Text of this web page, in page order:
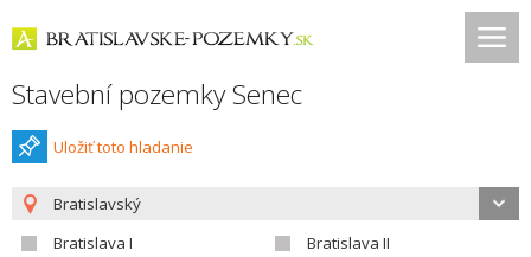
Stavební pozemky Senec
Uložiť toto hladanie
Bratislavský
Bratislava I
Bratislava II